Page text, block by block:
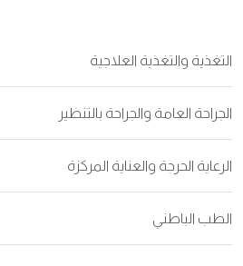
التغذية والتغذية العلاجية
الجراحة العامة والجراحة بالتنظير
الرعاية الحرجة والعناية المركزة
الطب الباطني